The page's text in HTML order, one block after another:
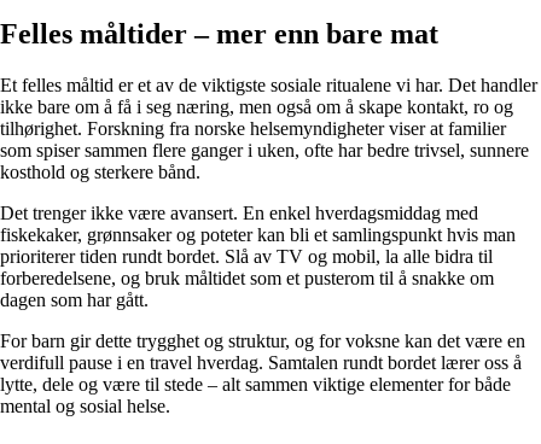
Felles måltider – mer enn bare mat
Et felles måltid er et av de viktigste sosiale ritualene vi har. Det handler
ikke bare om å få i seg næring, men også om å skape kontakt, ro og
tilhørighet. Forskning fra norske helsemyndigheter viser at familier
som spiser sammen flere ganger i uken, ofte har bedre trivsel, sunnere
kosthold og sterkere bånd.
Det trenger ikke være avansert. En enkel hverdagsmiddag med
fiskekaker, grønnsaker og poteter kan bli et samlingspunkt hvis man
prioriterer tiden rundt bordet. Slå av TV og mobil, la alle bidra til
forberedelsene, og bruk måltidet som et pusterom til å snakke om
dagen som har gått.
For barn gir dette trygghet og struktur, og for voksne kan det være en
verdifull pause i en travel hverdag. Samtalen rundt bordet lærer oss å
lytte, dele og være til stede – alt sammen viktige elementer for både
mental og sosial helse.